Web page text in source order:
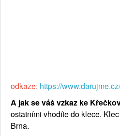
odkaze: https://
A jak se váš vzkaz ke
ostatními vhodíte do klece.
Brna.